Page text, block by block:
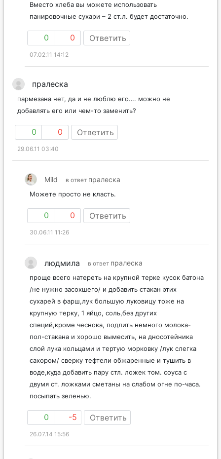
Вместо хлеба вы можете использовать
панировочные сухари – 2 ст.л. будет достаточно.
0 0 Ответить
07.02.11 14:12
пралеска
пармезана нет, да и не люблю его…. можно не
добавлять его или чем-то заменить?
0 0 Ответить
29.06.11 03:40
Mild в ответ пралеска
Можете просто не класть.
0 0 Ответить
30.06.11 11:26
людмила в ответ пралеска
проще всего натереть на крупной терке кусок батона
/не нужно засохшего/ и добавить стакан этих
сухарей в фарш,лук большую луковицу тоже на
крупную терку, 1 яйцо, соль,без других
специй,кроме чеснока, подлить немного молока-
пол-стакана и хорошо вымесить, на дносотейника
слой лука кольцами и тертую морковку /лук слегка
сахором/ сверку тефтели обжаренные и тушить в
воде,куда добавить пару стл. ложек том. соуса с
двумя ст. ложками сметаны на слабом огне по-часа.
посыпать зеленью.
0 -5 Ответить
26.07.14 15:56